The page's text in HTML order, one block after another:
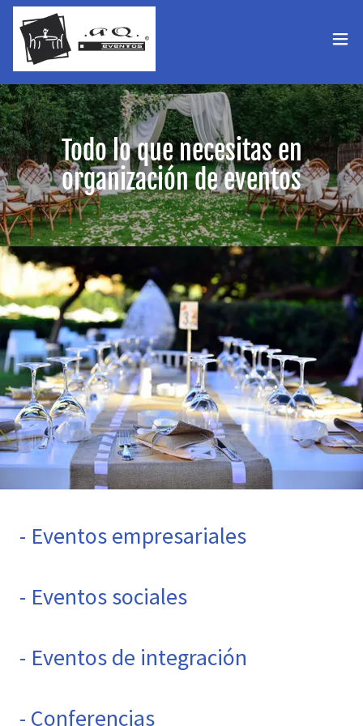
Todo lo que necesitas en
organización de eventos
- Eventos empresariales
- Eventos sociales
- Eventos de integración
- Conferencias